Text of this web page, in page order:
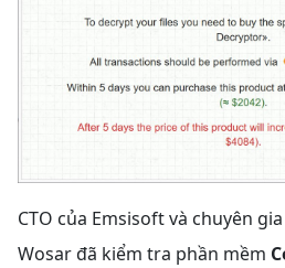
CTO của Emsisoft và chuyên
Wosar đã kiểm tra phần mềm